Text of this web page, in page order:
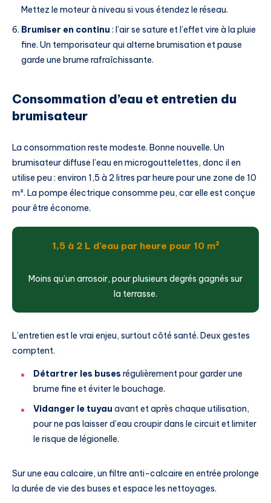
Mettez le moteur à niveau si vous étendez le réseau.
Brumiser en continu : l’air se sature et l’effet vire à la pluie
fine. Un temporisateur qui alterne brumisation et pause
garde une brume rafraîchissante.
Consommation d’eau et entretien du
brumisateur
La consommation reste modeste. Bonne nouvelle. Un
brumisateur diffuse l’eau en microgouttelettes, donc il en
utilise peu : environ 1,5 à 2 litres par heure pour une zone de 10
m². La pompe électrique consomme peu, car elle est conçue
pour être économe.
1,5 à 2 L d’eau par heure pour 10 m²
Moins qu’un arrosoir, pour plusieurs degrés gagnés sur
la terrasse.
L’entretien est le vrai enjeu, surtout côté santé. Deux gestes
comptent.
Détartrer les buses régulièrement pour garder une
brume fine et éviter le bouchage.
Vidanger le tuyau avant et après chaque utilisation,
pour ne pas laisser d’eau croupir dans le circuit et limiter
le risque de légionelle.
Sur une eau calcaire, un filtre anti-calcaire en entrée prolonge
la durée de vie des buses et espace les nettoyages.